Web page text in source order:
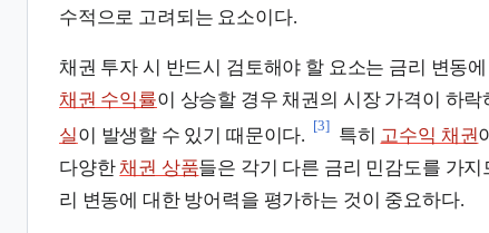
수적으로 고려되는 요소이다.
채권 투자 시 반드시 검토해야 할 요소는 금리 변동
채권 수익률이 상승할 경우 채권의 시장 가격이 하락
실이 발생할 수 있기 때문이다.
[3]
특히 고수익 채권
다양한채권 상품들은 각기 다른 금리 민감도를 가지
리 변동에 대한 방어력을 평가하는 것이 중요하다.